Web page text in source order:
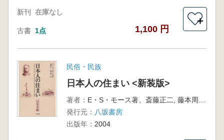
新刊 在庫なし
古書 1点 1,100 円
＋
民俗・民族
日本人の住まい <新装版>
著者：
発行元： 八坂書房
出版年： 2004